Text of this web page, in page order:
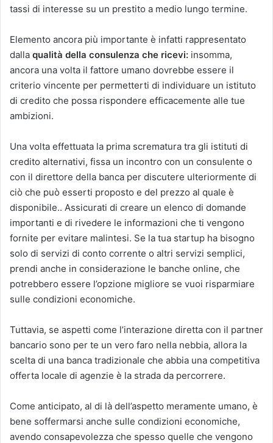
tassi di interesse su un prestito a medio lungo termine.
Elemento ancora più importante è infatti rappresentato
dalla qualità della consulenza che ricevi: insomma,
ancora una volta il fattore umano dovrebbe essere il
criterio vincente per permetterti di individuare un istituto
di credito che possa rispondere efficacemente alle tue
ambizioni.
Una volta effettuata la prima scrematura tra gli istituti di
credito alternativi, fissa un incontro con un consulente o
con il direttore della banca per discutere ulteriormente di
ciò che può esserti proposto e del prezzo al quale è
disponibile.. Assicurati di creare un elenco di domande
importanti e di rivedere le informazioni che ti vengono
fornite per evitare malintesi. Se la tua startup ha bisogno
solo di servizi di conto corrente o altri servizi semplici,
prendi anche in considerazione le banche online, che
potrebbero essere l’opzione migliore se vuoi risparmiare
sulle condizioni economiche.
Tuttavia, se aspetti come l’interazione diretta con il partner
bancario sono per te un vero faro nella nebbia, allora la
scelta di una banca tradizionale che abbia una competitiva
offerta locale di agenzie è la strada da percorrere.
Come anticipato, al di là dell’aspetto meramente umano, è
bene soffermarsi anche sulle condizioni economiche,
avendo consapevolezza che spesso quelle che vengono